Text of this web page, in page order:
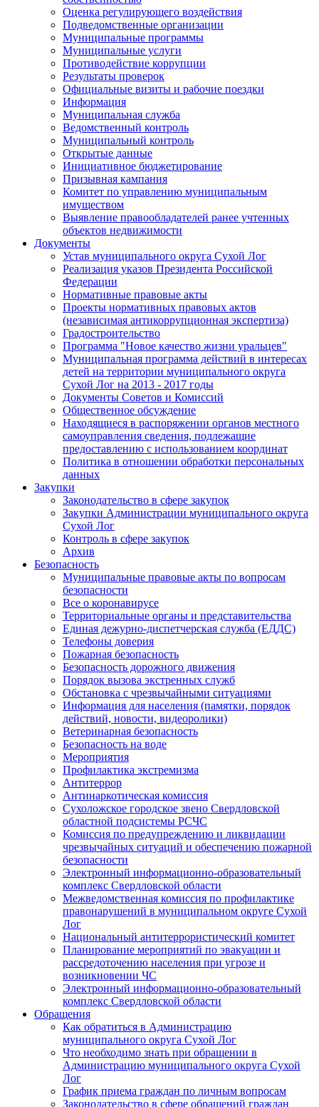
Оценка регулирующего воздействия
Подведомственные организации
Муниципальные программы
Муниципальные услуги
Противодействие коррупции
Результаты проверок
Официальные визиты и рабочие поездки
Информация
Муниципальная служба
Ведомственный контроль
Муниципальный контроль
Открытые данные
Инициативное бюджетирование
Призывная кампания
Комитет по управлению муниципальным
имуществом
Выявление правообладателей ранее учтенных
объектов недвижимости
Документы
Устав муниципального округа Сухой Лог
Реализация указов Президента Российской
Федерации
Нормативные правовые акты
Проекты нормативных правовых актов
(независимая антикоррупционная экспертиза)
Градостроительство
Программа "Новое качество жизни уральцев"
Муниципальная программа действий в интересах
детей на территории муниципального округа
Сухой Лог на 2013 - 2017 годы
Документы Советов и Комиссий
Общественное обсуждение
Находящиеся в распоряжении органов местного
самоуправления сведения, подлежащие
предоставлению с использованием координат
Политика в отношении обработки персональных
данных
Закупки
Законодательство в сфере закупок
Закупки Администрации муниципального округа
Сухой Лог
Контроль в сфере закупок
Архив
Безопасность
Муниципальные правовые акты по вопросам
безопасности
Все о коронавирусе
Территориальные органы и представительства
Единая дежурно-диспетчерская служба (ЕДДС)
Телефоны доверия
Пожарная безопасность
Безопасность дорожного движения
Порядок вызова экстренных служб
Обстановка с чрезвычайными ситуациями
Информация для населения (памятки, порядок
действий, новости, видеоролики)
Ветеринарная безопасность
Безопасность на воде
Мероприятия
Профилактика экстремизма
Антитеррор
Антинаркотическая комиссия
Сухоложское городское звено Свердловской
областной подсистемы РСЧС
Комиссия по предупреждению и ликвидации
чрезвычайных ситуаций и обеспечению пожарной
безопасности
Электронный информационно-образовательный
комплекс Cвердловской области
Межведомственная комиссия по профилактике
правонарушений в муниципальном округе Сухой
Лог
Национальный антитеррористический комитет
Планирование мероприятий по эвакуации и
рассредоточению населения при угрозе и
возникновении ЧС
Электронный информационно-образовательный
комплекс Свердловской области
Обращения
Как обратиться в Администрацию
муниципального округа Сухой Лог
Что необходимо знать при обращении в
Администрацию муниципального округа Сухой
Лог
График приема граждан по личным вопросам
Законодательство в сфере обращений граждан